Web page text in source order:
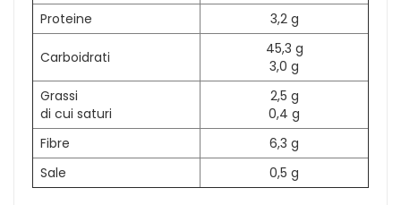
Proteine
3,2 g
Carboidrati
45,3 g
3,0 g
Grassi
di cui saturi
2,5 g
0,4 g
Fibre
6,3 g
Sale
0,5 g